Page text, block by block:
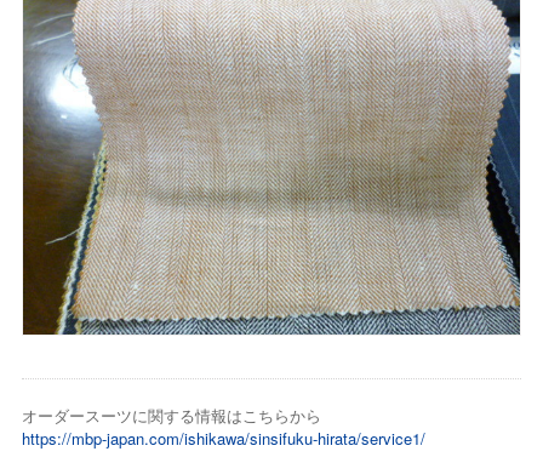
オーダースーツに関する情報はこちらから
https://mbp-japan.com/ishikawa/sinsifuku-hirata/service1/